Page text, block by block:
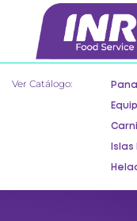
Ver Catálogo: